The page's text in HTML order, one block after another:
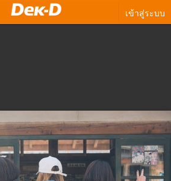
เข้าสู่ระบบ